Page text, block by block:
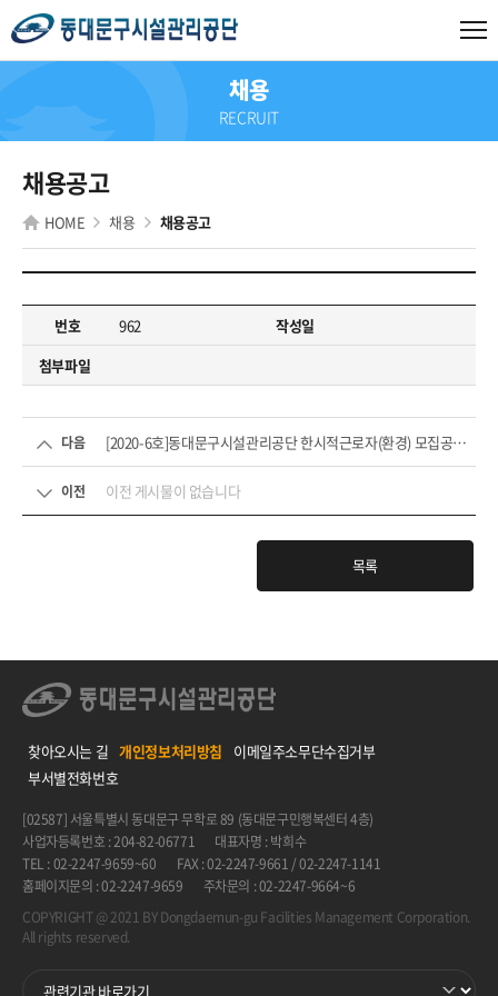
채용
RECRUIT
채용공고
HOME 채용 채용공고
번호 962
작성일
첨부파일
다음 [2020-6호]동대문구시설관리공단 한시적근로자(환경) 모집공고...
이전 이전 게시물이 없습니다
목록
찾아오시는 길 개인정보처리방침
이메일주소무단수집거부
부서별전화번호
[02587] 서울특별시 동대문구 무학로 89 (동대문구민행복센터 4층)
사업자등록번호 : 204-82-06771
대표자명 : 박희수
TEL : 02-2247-9659~60
FAX : 02-2247-9661 / 02-2247-1141
홈페이지문의 : 02-2247-9659
주차문의 : 02-2247-9664~6
COPYRIGHT @ 2021 BY Dongdaemun-gu Facilities Management Corporation.
All rights reserved.